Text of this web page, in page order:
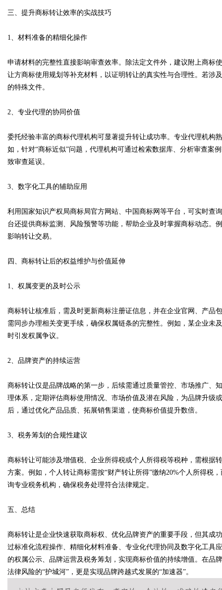
三、提升商标转让效率的实战技巧
1、材料准备的精细化操作
申请材料的完整性直接影响审查效率。除法定文件外，建议附上商标
让方商标使用规划等补充材料，以证明转让的真实性与合理性。若涉
的特殊文件。
2、专业代理的协同价值
委托经验丰富的商标代理机构可显著提升转让成功率。专业代理机构
如，针对“商标近似”问题，代理机构可通过检索数据库、分析审查案
致审查延误。
3、数字化工具的辅助应用
利用国家知识产权局商标局官方网站、中国商标网等平台，可实时查
台还提供商标监测、风险预警等功能，帮助企业及时掌握商标动态。
影响转让交易。
四、商标转让后的权益维护与价值延伸
1、权属变更的及时公示
商标转让核准后，需及时更新商标注册证信息，并在企业官网、产品
需同步办理相关变更手续，确保权属链条的完整性。例如，某企业未
时引发权属争议。
2、品牌资产的持续运营
商标转让仅是品牌战略的第一步，后续需通过质量管控、市场推广、
理体系，定期评估商标使用情况、市场价值及潜在风险，为品牌升级
后，通过优化产品品质、拓展销售渠道，使商标价值提升数倍。
3、税务筹划的合规性建议
商标转让可能涉及增值税、企业所得税或个人所得税等税种，需根据
方案。例如，个人转让商标需按“财产转让所得”缴纳20%个人所得税
询专业税务机构，确保税务处理符合法律规定。
五、总结
商标转让是企业快速获取商标权、优化品牌资产的重要手段，但其成
过标准化流程操作、精细化材料准备、专业化代理协同及数字化工具
的权属公示、品牌运营及税务筹划，实现商标价值的持续增值。在品
法律风险的“护城河”，更是实现品牌跨越式发展的“加速器”。